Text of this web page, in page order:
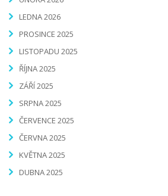
LEDNA 2026
PROSINCE 2025
LISTOPADU 2025
ŘÍJNA 2025
ZÁŘÍ 2025
SRPNA 2025
ČERVENCE 2025
ČERVNA 2025
KVĚTNA 2025
DUBNA 2025